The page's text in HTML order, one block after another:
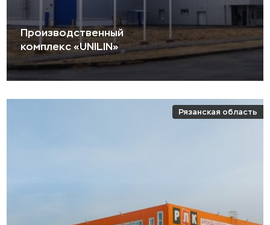
Производственный
комплекс «UNILIN»
Рязанская область